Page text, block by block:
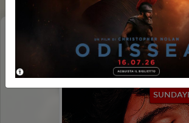
CIME TEMPESTOSE